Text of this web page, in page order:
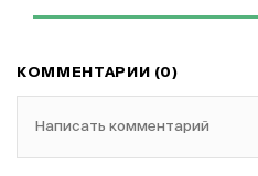
КОММЕНТАРИИ (0)
Написать комментарий